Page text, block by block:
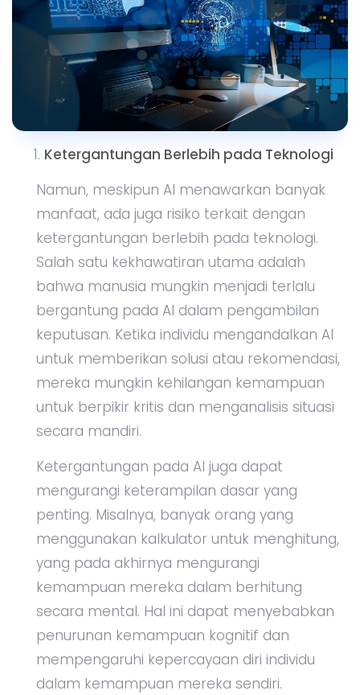
Ketergantungan Berlebih pada Teknologi
Namun, meskipun AI menawarkan banyak
manfaat, ada juga risiko terkait dengan
ketergantungan berlebih pada teknologi.
Salah satu kekhawatiran utama adalah
bahwa manusia mungkin menjadi terlalu
bergantung pada AI dalam pengambilan
keputusan. Ketika individu mengandalkan AI
untuk memberikan solusi atau rekomendasi,
mereka mungkin kehilangan kemampuan
untuk berpikir kritis dan menganalisis situasi
secara mandiri.
Ketergantungan pada AI juga dapat
mengurangi keterampilan dasar yang
penting. Misalnya, banyak orang yang
menggunakan kalkulator untuk menghitung,
yang pada akhirnya mengurangi
kemampuan mereka dalam berhitung
secara mental. Hal ini dapat menyebabkan
penurunan kemampuan kognitif dan
mempengaruhi kepercayaan diri individu
dalam kemampuan mereka sendiri.